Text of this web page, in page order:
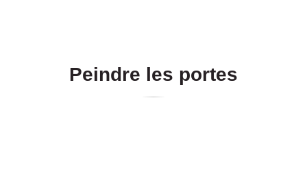
Peindre les portes